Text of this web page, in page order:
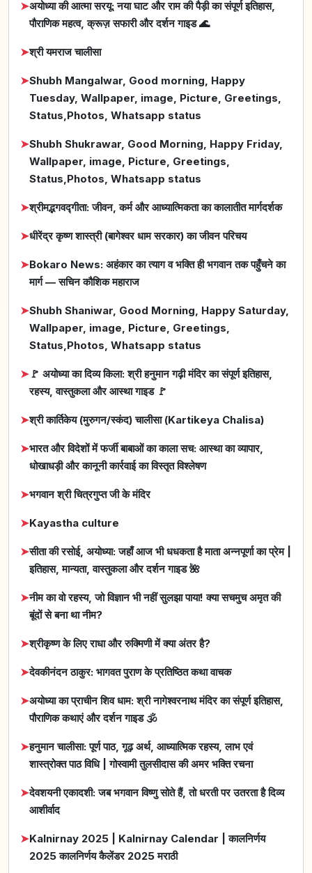
➤अयोध्या की आत्मा सरयू: नया घाट और राम की पैड़ी का संपूर्ण इतिहास,
पौराणिक महत्व, क्रूज़ सफारी और दर्शन गाइड 🌊
➤श्री यमराज चालीसा
➤Shubh Mangalwar, Good morning, Happy
Tuesday, Wallpaper, image, Picture, Greetings,
Status,Photos, Whatsapp status
➤Shubh Shukrawar, Good Morning, Happy Friday,
Wallpaper, image, Picture, Greetings,
Status,Photos, Whatsapp status
➤श्रीमद्भगवद्गीता: जीवन, कर्म और आध्यात्मिकता का कालातीत मार्गदर्शक
➤धीरेंद्र कृष्ण शास्त्री (बागेश्वर धाम सरकार) का जीवन परिचय
➤Bokaro News: अहंकार का त्याग व भक्ति ही भगवान तक पहुँचने का
मार्ग — सचिन कौशिक महाराज
➤Shubh Shaniwar, Good Morning, Happy Saturday,
Wallpaper, image, Picture, Greetings,
Status,Photos, Whatsapp status
➤🚩 अयोध्या का दिव्य किला: श्री हनुमान गढ़ी मंदिर का संपूर्ण इतिहास,
रहस्य, वास्तुकला और आस्था गाइड 🚩
➤श्री कार्तिकेय (मुरुगन/स्कंद) चालीसा (Kartikeya Chalisa)
➤भारत और विदेशों में फर्जी बाबाओं का काला सच: आस्था का व्यापार,
धोखाधड़ी और कानूनी कार्रवाई का विस्तृत विश्लेषण
➤भगवान श्री चित्रगुप्त जी के मंदिर
➤Kayastha culture
➤सीता की रसोई, अयोध्या: जहाँ आज भी धधकता है माता अन्नपूर्णा का प्रेम |
इतिहास, मान्यता, वास्तुकला और दर्शन गाइड 🌺
➤नीम का वो रहस्य, जो विज्ञान भी नहीं सुलझा पाया! क्या सचमुच अमृत की
बूंदों से बना था नीम?
➤श्रीकृष्ण के लिए राधा और रुक्मिणी में क्या अंतर है?
➤देवकीनंदन ठाकुर: भागवत पुराण के प्रतिष्ठित कथा वाचक
➤अयोध्या का प्राचीन शिव धाम: श्री नागेश्वरनाथ मंदिर का संपूर्ण इतिहास,
पौराणिक कथाएं और दर्शन गाइड 🕉️
➤हनुमान चालीसा: पूर्ण पाठ, गूढ़ अर्थ, आध्यात्मिक रहस्य, लाभ एवं
शास्त्रोक्त पाठ विधि | गोस्वामी तुलसीदास की अमर भक्ति रचना
➤देवशयनी एकादशी: जब भगवान विष्णु सोते हैं, तो धरती पर उतरता है दिव्य
आशीर्वाद
➤Kalnirnay 2025 | Kalnirnay Calendar | कालनिर्णय
2025 कालनिर्णय कैलेंडर 2025 मराठी